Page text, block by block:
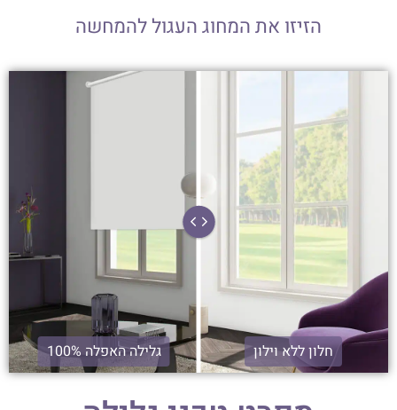
הזיזו את המחוג העגול להמחשה
גלילה האפלה 100% חלון ללא וילון